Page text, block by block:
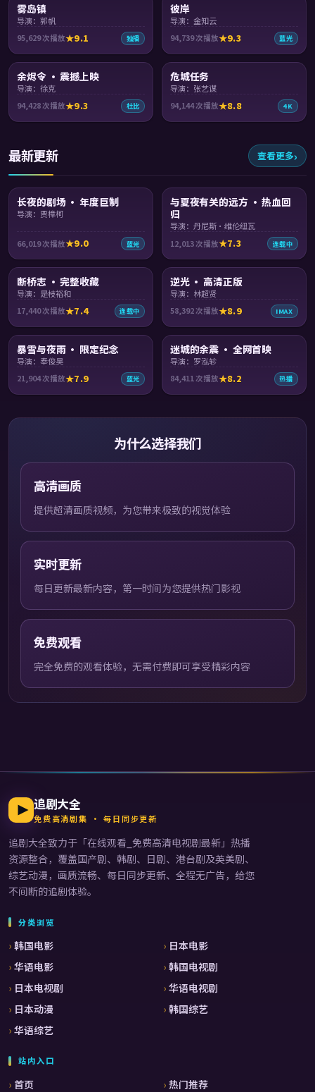
雾岛镇
导演：郭帆
95,629次播放 9.1 独播
彼岸
导演：金知云
94,739次播放 9.3 蓝光
余烬令 · 震撼上映
导演：徐克
94,428 次播放 9.3 杜比
危城任务
导演：张艺谋
94,144次播放 8.8 4K
最新更新 查看更多
长夜的剧场 · 年度巨制
导演：贾樟柯
66,019次播放 9.0 蓝光
与夏夜有关的远方 · 热血回
归
导演：丹尼斯·维伦纽瓦
12,013次播放 7.3 连载中
断桥志 · 完整收藏
导演：是枝裕和
17,440次播放 7.4 连载中
逆光 · 高清正版
导演：林超贤
58,392次播放 8.9 IMAX
暴雪与夜雨 · 限定纪念
导演：奉俊昊
21,904次播放 7.9 蓝光
迷城的余震 · 全网首映
导演：罗泓轸
84,411次播放 8.2 热播
为什么选择我们
高清画质
提供超清画质视频，为您带来极致的视觉体验
实时更新
每日更新最新内容，第一时间为您提供热门影视
免费观看
完全免费的观看体验，无需付费即可享受精彩内容
追剧大全
免费高清剧集 · 每日同步更新
追剧大全致力于「在线观看_免费高清电视剧最新 」热播
资源整合，覆盖国产剧、韩剧、日剧、港台剧及英美剧、
综艺动漫，画质流畅、每日同步更新、全程无广告，给您
不间断的追剧体验。
分类浏览
韩国电影
日本电影
华语电影
韩国电视剧
日本电视剧
华语电视剧
日本动漫
韩国综艺
华语综艺
站内入口
首页 热门推荐